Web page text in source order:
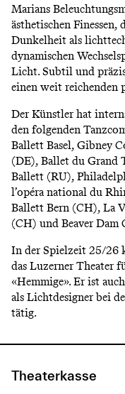
Marians
ästhetischen
Dunkelheit als
dynamischen
Licht. Subtil und
einen weit reichenden
Der Künstler hat
den folgenden
Ballett Basel, Gibney
(DE), Ballet du Grand
Ballett (RU),
l’opéra national du
Ballett Bern (CH), La
(CH) und Beaver Dam
In der Spielzeit 25/26
das Luzerner Theater
«Hemmige». Er ist
als Lichtdesigner bei
tätig.
Theaterkasse